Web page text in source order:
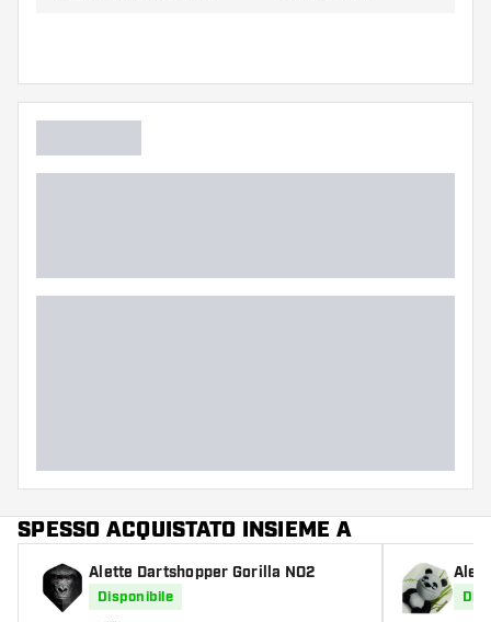
SPESSO ACQUISTATO INSIEME A
Alette Dartshopper Gorilla NO2
Disponibile